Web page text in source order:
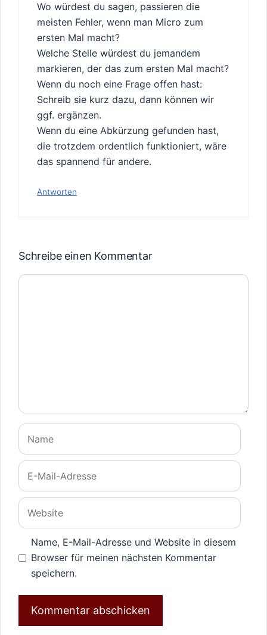
Wo würdest du sagen, passieren die
meisten Fehler, wenn man Micro zum
ersten Mal macht?
Welche Stelle würdest du jemandem
markieren, der das zum ersten Mal macht?
Wenn du noch eine Frage offen hast:
Schreib sie kurz dazu, dann können wir
ggf. ergänzen.
Wenn du eine Abkürzung gefunden hast,
die trotzdem ordentlich funktioniert, wäre
das spannend für andere.
Antworten
Schreibe einen Kommentar
Kommentar
Name
E-
Mail-
Adresse
Website
Name, E-Mail-Adresse und Website in diesem
Browser für meinen nächsten Kommentar
speichern.